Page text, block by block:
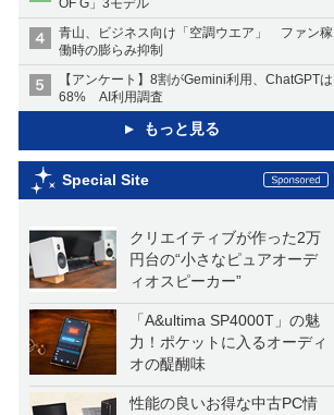
OF G」3モデル
青山、ビジネス向け「空調ウエア」 ファン稼
働時の膨らみ抑制
【アンケート】8割がGemini利用、ChatGPTは
68% AI利用調査
もっと見る
Special Site
クリエイティブが作った2万
円台の“小さなピュアオーデ
ィオスピーカー”
「A&ultima SP4000T」の魅
力！ポケットに入るオーディ
オの醍醐味
性能の良いお得な中古PC情